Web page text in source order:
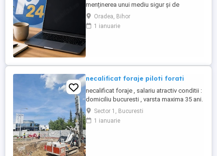
menținerea unui mediu sigur și de
încredere pe platformele noastre de
anunțuri din România, Germania și
Ungaria. În funcție de experiența și
Oradea, Bihor
1 ianuarie
necalificat foraje piloti forati
necalificat foraje , salariu atractiv conditii :
domiciliu bucuresti , varsta maxima 35 ani.
cautam seriozitate
Sector 1, Bucuresti
1 ianuarie